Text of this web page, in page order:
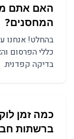
האם אתם
המחסנים?
בהחלט! אנחנו
כללי הפרסום
בדיקה קפדנית.
כמה זמן
ברשתות